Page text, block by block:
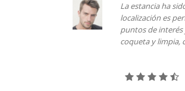
La estancia ha
localización es
puntos de interés
coqueta y limpia,